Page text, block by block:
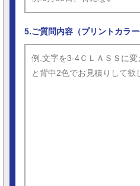
5.ご質問内容（プリントカラー